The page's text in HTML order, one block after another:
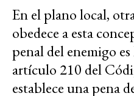
En el plano local,
obedece a esta
penal del enemigo
artículo 210 del
establece una pena